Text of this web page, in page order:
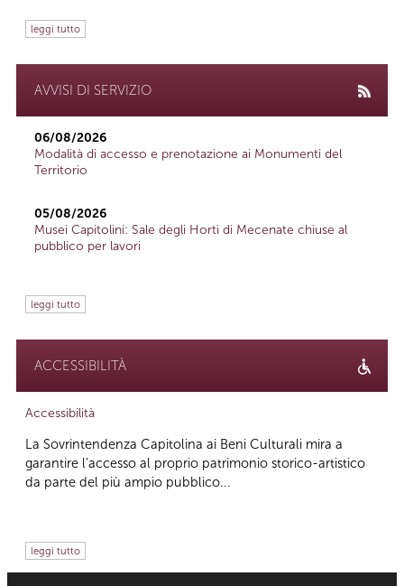
leggi tutto
AVVISI DI SERVIZIO
06/08/2026
Modalità di accesso e prenotazione ai Monumenti del
Territorio
05/08/2026
Musei Capitolini: Sale degli Horti di Mecenate chiuse al
pubblico per lavori
leggi tutto
ACCESSIBILITÀ
Accessibilità
La Sovrintendenza Capitolina ai Beni Culturali mira a
garantire l’accesso al proprio patrimonio storico-artistico
da parte del più ampio pubblico...
leggi tutto